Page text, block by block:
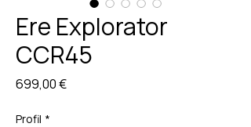
Ere Explorator
CCR45
699,00 €Prix
Profil *